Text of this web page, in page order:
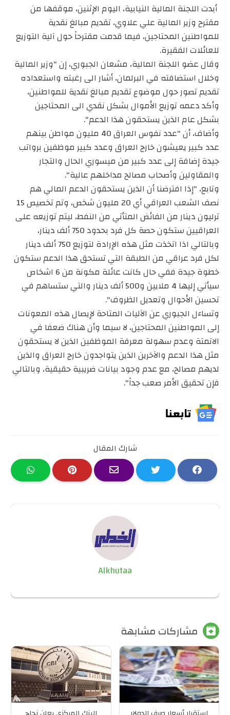
أبدت اللجنة المالية النيابية، اليوم الإثنين، موقفها من
مقترح وزير المالية علي علاوي، تقديم مبالغ نقدية
للمواطنين المحتاجين، فيما قدمت مقترحاً حول آلية التوزيع
للعائلات الفقيرة.
وقال عضو اللجنة المالية، مشعان الجبوري، إن "وزير المالية
وخلال استضافته في البرلمان، أشار الى رغبته واستعداده
تقديم تصور حول موضوع تقديم مبالغ نقدية للمواطنين،
وأكد دعمه توزيع الأموال بشكل نقدي الى المحتاجين
بشكل عام الذين يستحقون هذا الدعم".
وأضاف، أن "عدد نفوس العراق 40 مليون مواطن بينهم
عدد كبير يعيشون خارج العراق وعدد كبير موظفين برواتب
جيدة إضافة إلى عدد كبير من ميسوري الحال والتجار
والمقاولين وأصحاب مصالح مداخلهم عالية".
وتابع، "إذا افترضنا أن الذين يستحقون الدعم المالي هم
نصف الشعب العراقي أي 20 مليون شخص، وتم تخصيص 15
ترليون دينار من الفائض المتأتي من النفط، ليتم توزيعه على
العراقيين ستكون حصة كل فرد بحدود 750 ألف دينار،
وبالتالي اذا اتخذت مثل هذه الإرادة لتوزيع 750 ألف دينار
لكل فرد عراقي من الطبقة التي تستحق هذا الدعم ستكون
خطوة جيدة ففي حال كانت عائلة مكونة من 6 اشخاص
سيأتي إليها 4 ملايين و500 ألف دينار والتي ستساهم في
تحسين الأحوال وتعديل الظروف".
وتساءل الجبوري عن الآليات المتاحة لإيصال هذه المعونات
إلى المواطنين المحتاجين، لا سيما وأن هناك ضعفا في
الاتمتة وعدم سهولة معرفة الموظفين الذين لا يستحقون
مثل هذا الدعم والآخرين الذين يتواجدون خارج العراق والذين
لديهم مصالح، مع عدم وجود بيانات ضريبية حقيقية، وبالتالي
فإن تحقيق الأمر صعب جداً".
شارك المقال
Alkhutaa
 مشاركات مشابهة